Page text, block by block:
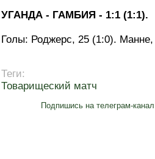
УГАНДА - ГАМБИЯ - 1:1 (1:1).
Голы: Роджерс, 25 (1:0).
Теги:
Товарищеский матч
Подпишись на телеграм-